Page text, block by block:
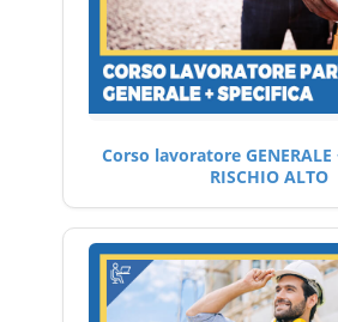
Corso lavoratore GENERALE
RISCHIO ALTO